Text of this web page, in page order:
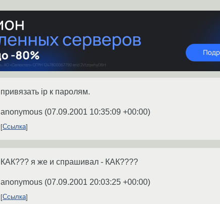
привязать ip к паролям.
anonymous (07.09.2001 10:35:09 +00:00)
Ссылка
КАК??? я же и спрашивал - КАК????
anonymous (07.09.2001 20:03:25 +00:00)
Ссылка